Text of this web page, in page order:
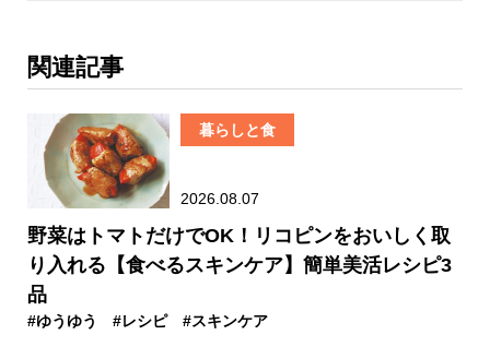
関連記事
暮らしと食
2026.08.07
野菜はトマトだけでOK！リコピンをおいしく取
り入れる【食べるスキンケア】簡単美活レシピ3
品
#ゆうゆう #レシピ #スキンケア